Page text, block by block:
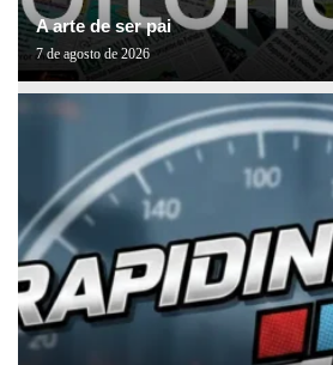
A arte de ser pai
7 de agosto de 2026